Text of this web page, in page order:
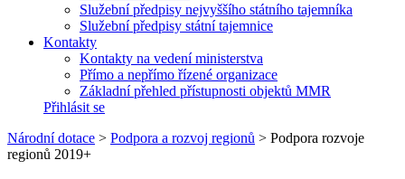
Služební předpisy nejvyššího státního tajemníka
Služební předpisy státní tajemnice
Kontakty
Kontakty na vedení ministerstva
Přímo a nepřímo řízené organizace
Základní přehled přístupnosti objektů MMR
Přihlásit se
Národní dotace > Podpora a rozvoj regionů > Podpora rozvoje
regionů 2019+